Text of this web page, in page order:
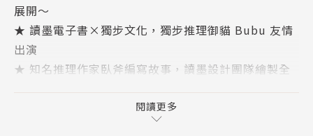
展開～
★ 讀墨電子書×獨步文化，獨步推理御貓 Bubu 友情
出演
★ 知名推理作家臥斧編寫故事，讀墨設計團隊繪製全
★ 2025 每月月曆全收錄！還有獨步文化推薦每月一書
★ 電子書版特別收錄專屬書封＋文字劇本＋幕後設定
閱讀更多